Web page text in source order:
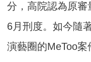
分，高院認為原
6月刑度。如今隨
演藝圈的MeToo案